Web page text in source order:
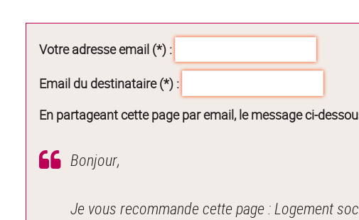
Votre adresse email (*) :
Email du destinataire (*) :
En partageant cette page par email, le message ci-
Bonjour,
Je vous recommande cette page : Logement